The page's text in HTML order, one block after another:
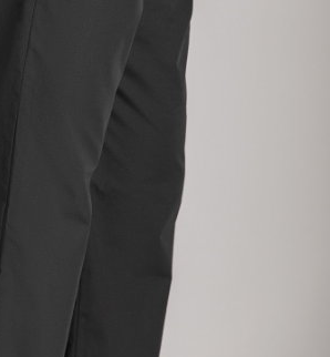
Créer une liste d'envies
Connexion